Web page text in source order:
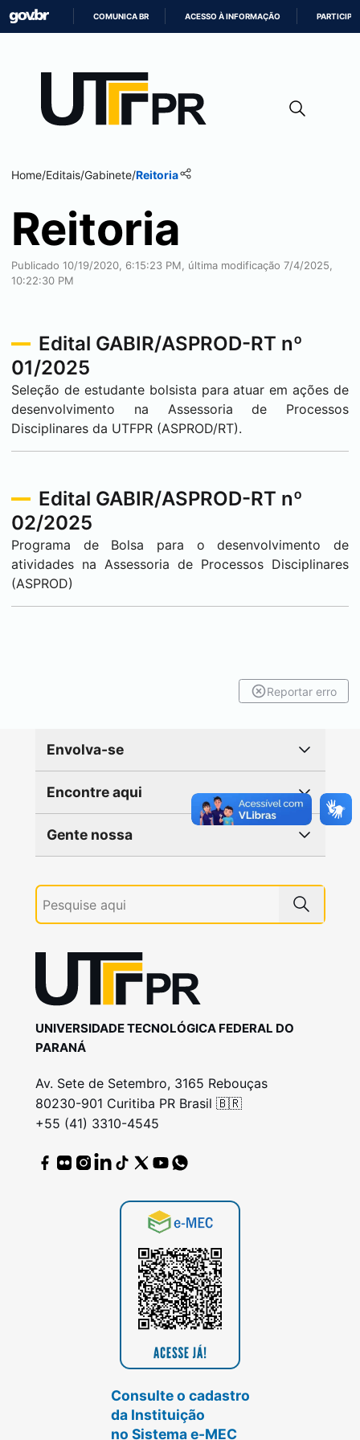
CONTEÚDO
COMUNICA BR ACESSO À INFORMAÇÃO PARTICIPE
Home/Editais/Gabinete/Reitoria
Reitoria
Publicado 10/19/2020, 6:15:23 PM, última modificação 7/4/2025,
10:22:30 PM
Edital GABIR/ASPROD-RT nº
01/2025
Seleção de estudante bolsista para atuar em ações de
desenvolvimento na Assessoria de Processos
Disciplinares da UTFPR (ASPROD/RT).
Edital GABIR/ASPROD-RT nº
02/2025
Programa de Bolsa para o desenvolvimento de
atividades na Assessoria de Processos Disciplinares
(ASPROD)
Reportar erro
Envolva-se
Encontre aqui
Gente nossa
UNIVERSIDADE TECNOLÓGICA FEDERAL DO
PARANÁ
Av. Sete de Setembro, 3165 Rebouças
80230-901 Curitiba PR Brasil 🇧🇷
+55 (41) 3310-4545
Consulte o cadastro
da Instituição
no Sistema e-MEC